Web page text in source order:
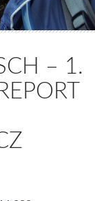
– 1.